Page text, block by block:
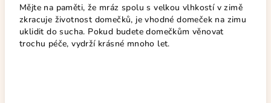
Mějte na paměti, že mráz spolu s velkou vlhkostí v zimě
zkracuje životnost domečků, je vhodné domeček na zimu
uklidit do sucha. Pokud budete domečkům věnovat
trochu péče, vydrží krásné mnoho let.